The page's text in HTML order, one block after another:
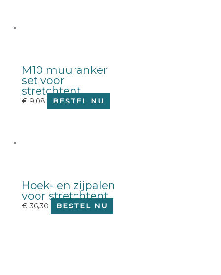
M10 muuranker
set voor
stretchtent
€9,08 BESTEL NU
Hoek- en zijpalen
voor stretchtent
€36,30 BESTEL NU